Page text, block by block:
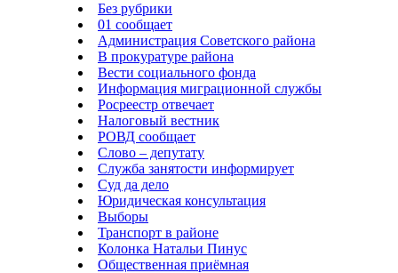
Без рубрики
01 сообщает
Администрация Советского района
В прокуратуре района
Вести социального фонда
Информация миграционной службы
Росреестр отвечает
Налоговый вестник
РОВД сообщает
Слово – депутату
Служба занятости информирует
Суд да дело
Юридическая консультация
Выборы
Транспорт в районе
Колонка Натальи Пинус
Общественная приёмная